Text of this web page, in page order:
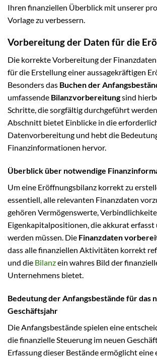
Ihren finanziellen Überblick mit unserer
Vorlage zu verbessern.
Vorbereitung der Daten für die
Die korrekte Vorbereitung der
für die Erstellung einer aussagekräftigen
Besonders das Buchen der
umfassende Bilanzvorbereitungsind
Schritte, die sorgfältig durchgeführt
Abschnitt bietet Einblicke in die
Datenvorbereitung und hebt die
Finanzinformationen hervor.
Überblick über notwendige
Um eine Eröffnungsbilanz korrekt zu
essentiell, alle relevanten Finanzdaten
gehören Vermögenswerte,
Eigenkapitalpositionen, die akkurat
werden müssen. Die Finanzdaten
dass alle finanziellen Aktivitäten korrekt
und die Bilanzein wahres Bild der
Unternehmens bietet.
Bedeutung der Anfangsbestände für das
Geschäftsjahr
Die Anfangsbestände spielen eine
die finanzielle Steuerung im neuen
Erfassung dieser Bestände ermöglicht eine